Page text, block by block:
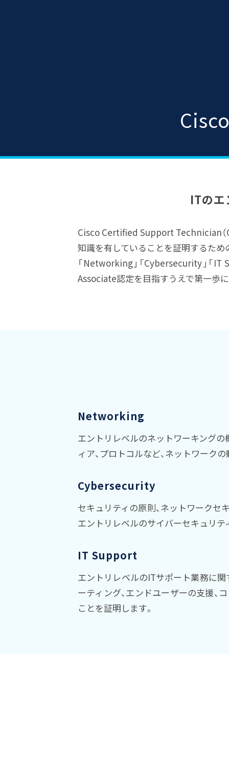
ITのエ
Cisco Certified Support Technician（
知識を有していることを証明するため
「Networking」「Cybersecurity」「
Associate認定を目指すうえで第一歩
Networking
エントリレベルのネットワーキング
ィア、プロトコルなど、ネットワーク
Cybersecurity
セキュリティの原則、ネットワークセ
エントリレベルのサイバーセキュリ
IT Support
エントリレベルのITサポート業務に関
ーティング、エンドユーザーの支援
ことを証明します。